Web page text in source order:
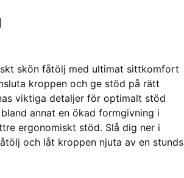
skön fåtölj med ultimat sittkomfort
kroppen och ge stöd på rätt
viktiga detaljer för optimalt stöd
annat en ökad formgivning i
ergonomiskt stöd. Slå dig ner i
och låt kroppen njuta av en stunds